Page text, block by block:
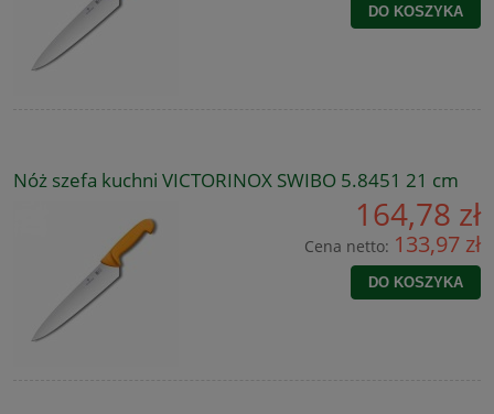
DO KOSZYKA
Nóż szefa kuchni VICTORINOX SWIBO 5.8451 21 cm
164,78 zł
Cena netto: 133,97 zł
DO KOSZYKA